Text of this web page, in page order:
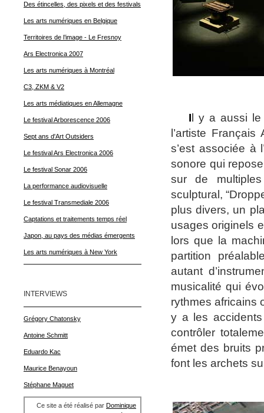
Des étincelles, des pixels et des festivals
Les arts numériques en Belgique
Territoires de l’image - Le Fresnoy
Ars Electronica 2007
Les arts numériques à Montréal
C3, ZKM & V2
Les arts médiatiques en Allemagne
Le festival Arborescence 2006
Sept ans d'Art Outsiders
Le festival Ars Electronica 2006
Le festival Sonar 2006
La performance audiovisuelle
Le festival Transmediale 2006
Captations et traitements temps réel
Japon, au pays des médias émergents
Les arts numériques à New York
INTERVIEWS
Grégory Chatonsky
Antoine Schmitt
Eduardo Kac
Maurice Benayoun
Stéphane Maguet
Ce site a été réalisé par Dominique
Il y a aussi le
l’artiste
s’est associée à
sonore qui
sur de
sculptural,
plus divers, un
usages originels
lors que la
partition
autant
musicalité qui
rythmes africains
y a les
contrôler
émet des bruits
font les archets